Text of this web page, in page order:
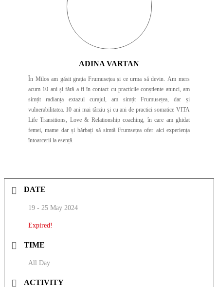
ADINA VARTAN
În Milos am găsit grația Frumusețea și ce urma să devin. Am mers
acum 10 ani și fără a fi în contact cu practicile conștiente atunci, am
simțit radianța extazul curajul, am simțit Frumusețea, dar și
vulnerabilitatea. 10 ani mai târziu și cu ani de practici somatice VITA
Life Transitions, Love & Relationship coaching, în care am ghidat
femei, mame dar și bărbați să simtă Frumsețea ofer aici experiența
întoarcerii la esență.
DATE
19 - 25 May 2024
Expired!
TIME
All Day
ACTIVITY